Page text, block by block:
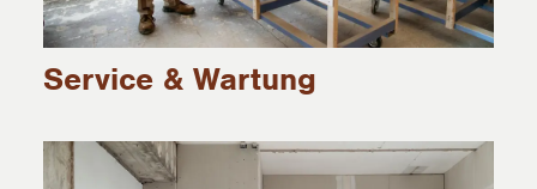
Service & Wartung